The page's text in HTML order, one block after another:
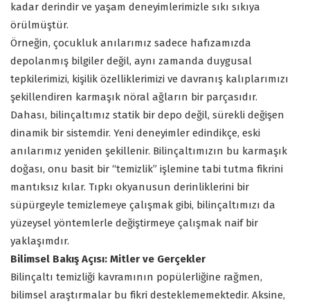
kadar derindir ve yaşam deneyimlerimizle sıkı sıkıya
örülmüştür.
Örneğin, çocukluk anılarımız sadece hafızamızda
depolanmış bilgiler değil, aynı zamanda duygusal
tepkilerimizi, kişilik özelliklerimizi ve davranış kalıplarımızı
şekillendiren karmaşık nöral ağların bir parçasıdır.
Dahası, bilinçaltımız statik bir depo değil, sürekli değişen
dinamik bir sistemdir. Yeni deneyimler edindikçe, eski
anılarımız yeniden şekillenir. Bilinçaltımızın bu karmaşık
doğası, onu basit bir “temizlik” işlemine tabi tutma fikrini
mantıksız kılar. Tıpkı okyanusun derinliklerini bir
süpürgeyle temizlemeye çalışmak gibi, bilinçaltımızı da
yüzeysel yöntemlerle değiştirmeye çalışmak naif bir
yaklaşımdır.
Bilimsel Bakış Açısı: Mitler ve Gerçekler
Bilinçaltı temizliği kavramının popülerliğine rağmen,
bilimsel araştırmalar bu fikri desteklememektedir. Aksine,